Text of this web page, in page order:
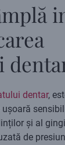
dentar,
și al
de